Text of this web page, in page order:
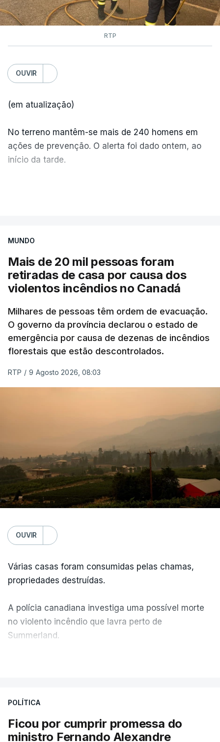
RTP
OUVIR
(em atualização)
No terreno mantêm-se mais de 240 homens em
ações de prevenção. O alerta foi dado ontem, ao
início da tarde.
MUNDO
Mais de 20 mil pessoas foram
retiradas de casa por causa dos
violentos incêndios no Canadá
Milhares de pessoas têm ordem de evacuação.
O governo da província declarou o estado de
emergência por causa de dezenas de incêndios
florestais que estão descontrolados.
RTP / 9 Agosto 2026, 08:03
OUVIR
Várias casas foram consumidas pelas chamas,
propriedades destruídas.
A polícia canadiana investiga uma possível morte
no violento incêndio que lavra perto de
Summerland.
ERRO100
ERROR ON HTML5 MEDIA ELEMENT
POLÍTICA
Ficou por cumprir promessa do
ministro Fernando Alexandre